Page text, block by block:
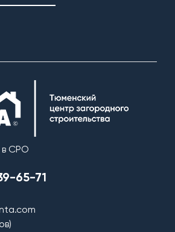
в СРО
65-71